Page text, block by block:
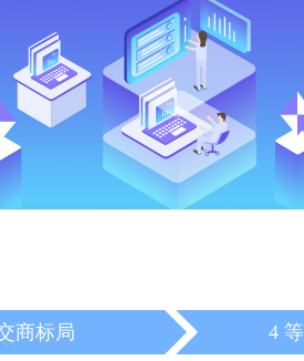
商标局 4